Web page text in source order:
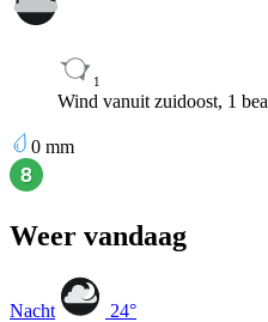
1
Wind vanuit zuidoost, 1
0 mm
Weer vandaag
Nacht 24°